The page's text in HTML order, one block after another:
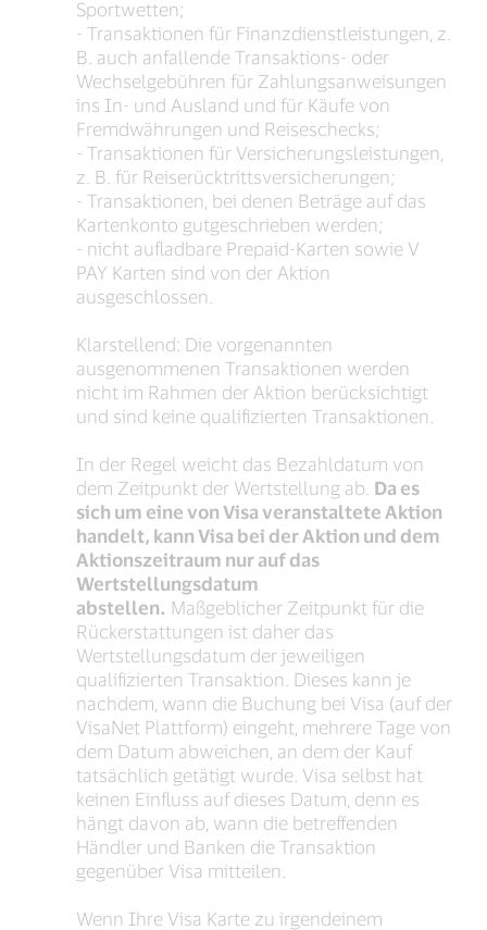
Sportwetten;
- Transaktionen für Finanzdienstleistungen, z.
B. auch anfallende Transaktions- oder
Wechselgebühren für Zahlungsanweisungen
ins In- und Ausland und für Käufe von
Fremdwährungen und Reiseschecks;
- Transaktionen für Versicherungsleistungen,
z. B. für Reiserücktrittsversicherungen;
- Transaktionen, bei denen Beträge auf das
Kartenkonto gutgeschrieben werden;
- nicht aufladbare Prepaid-Karten sowie V
PAY Karten sind von der Aktion
ausgeschlossen.
Klarstellend: Die vorgenannten
ausgenommenen Transaktionen werden
nicht im Rahmen der Aktion berücksichtigt
und sind keine qualifizierten Transaktionen.
In der Regel weicht das Bezahldatum von
dem Zeitpunkt der Wertstellung ab. Da es
sich um eine von Visa veranstaltete Aktion
handelt, kann Visa bei der Aktion und dem
Aktionszeitraum nur auf das
Wertstellungsdatum
abstellen. Maßgeblicher Zeitpunkt für die
Rückerstattungen ist daher das
Wertstellungsdatum der jeweiligen
qualifizierten Transaktion. Dieses kann je
nachdem, wann die Buchung bei Visa (auf der
VisaNet Plattform) eingeht, mehrere Tage von
dem Datum abweichen, an dem der Kauf
tatsächlich getätigt wurde. Visa selbst hat
keinen Einfluss auf dieses Datum, denn es
hängt davon ab, wann die betreffenden
Händler und Banken die Transaktion
gegenüber Visa mitteilen.
Wenn Ihre Visa Karte zu irgendeinem